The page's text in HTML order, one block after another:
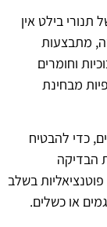
תנורי בילט אין
מתבצעות
וחומרים
מבחינת
כדי להבטיח
הבדיקה
בשלב
או כשלים.